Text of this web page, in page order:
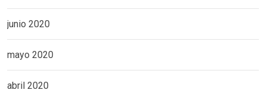
junio 2020
mayo 2020
abril 2020